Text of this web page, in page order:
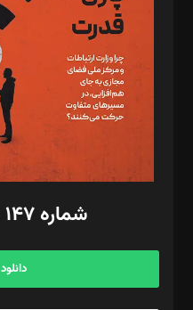
رستمی،مصطفی باستان
ویرایش: نگار استاد‌‌آقا
طراح یونیفرم: مجید توکلی
فیلمبرداری و عکاسی: امیر
گرافیک و صفحه‌آرایی:
مد‌یر توسعه تجاری: کامبیز برید‌
امور مالی: شاپور رهبری، محمد‌
آگهی و مشترکین: ۰۹۱۹۹۹۹۰۴۵۴
شماره ۱۴۷ - مرداد ۱۴۰۵